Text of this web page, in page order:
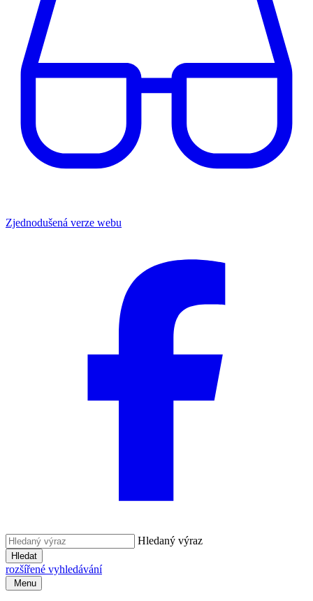
Zjednodušená verze webu
Hledaný výraz
Hledat
rozšířené vyhledávání
Menu